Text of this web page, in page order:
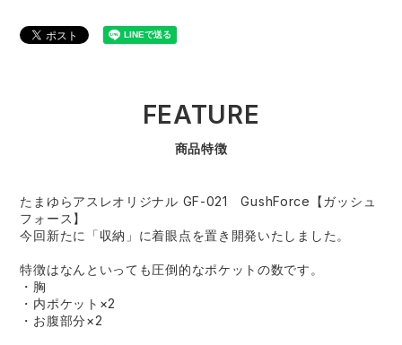
FEATURE
商品特徴
たまゆらアスレオリジナル GF-021 GushForce【ガッシュ
フォース】
今回新たに「収納」に着眼点を置き開発いたしました。
特徴はなんといっても圧倒的なポケットの数です。
・胸
・内ポケット×2
・お腹部分×2